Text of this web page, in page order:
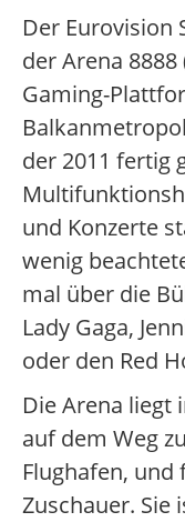
Der Eurovision
der Arena
Gaming-
der 2011 fertig
und Konzerte
wenig
mal über die
Lady Gaga,
oder den Red
Die Arena liegt
auf dem Weg
Flughafen, und
Zuschauer.